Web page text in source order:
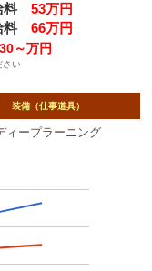
料 53万円
料 66万円
30～万円
さい
装備（仕事道具）
ィープラーニング